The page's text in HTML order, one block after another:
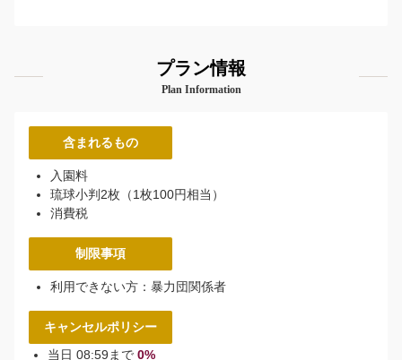
プラン情報
Plan Information
含まれるもの
入園料
琉球小判2枚（1枚100円相当）
消費税
制限事項
利用できない方：暴力団関係者
キャンセルポリシー
当日 08:59まで 0%